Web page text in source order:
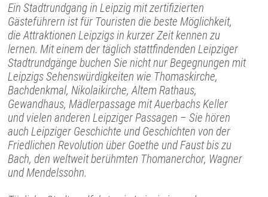
Ein Stadtrundgang in Leipzig mit zertifizierten
Gästeführern ist für Touristen die beste Möglichkeit,
die Attraktionen Leipzigs in kurzer Zeit kennen zu
lernen. Mit einem der täglich stattfindenden Leipziger
Stadtrundgänge buchen Sie nicht nur Begegnungen mit
Leipzigs Sehenswürdigkeiten wie Thomaskirche,
Bachdenkmal, Nikolaikirche, Altem Rathaus,
Gewandhaus, Mädlerpassage mit Auerbachs Keller
und vielen anderen Leipziger Passagen – Sie hören
auch Leipziger Geschichte und Geschichten von der
Friedlichen Revolution über Goethe und Faust bis zu
Bach, den weltweit berühmten Thomanerchor, Wagner
und Mendelssohn.